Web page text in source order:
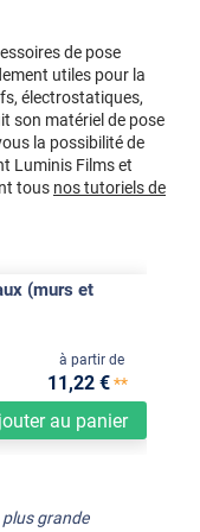
de pose
utiles pour la
électrostatiques,
son matériel de pose
la possibilité de
Luminis Films et
tous nos tutoriels de
(murs et
au panier
à partir de
11,22 €**
grande